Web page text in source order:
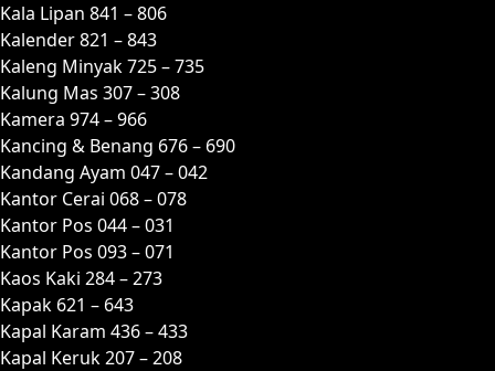
Kala Lipan 841 – 806
Kalender 821 – 843
Kaleng Minyak 725 – 735
Kalung Mas 307 – 308
Kamera 974 – 966
Kancing & Benang 676 – 690
Kandang Ayam 047 – 042
Kantor Cerai 068 – 078
Kantor Pos 044 – 031
Kantor Pos 093 – 071
Kaos Kaki 284 – 273
Kapak 621 – 643
Kapal Karam 436 – 433
Kapal Keruk 207 – 208